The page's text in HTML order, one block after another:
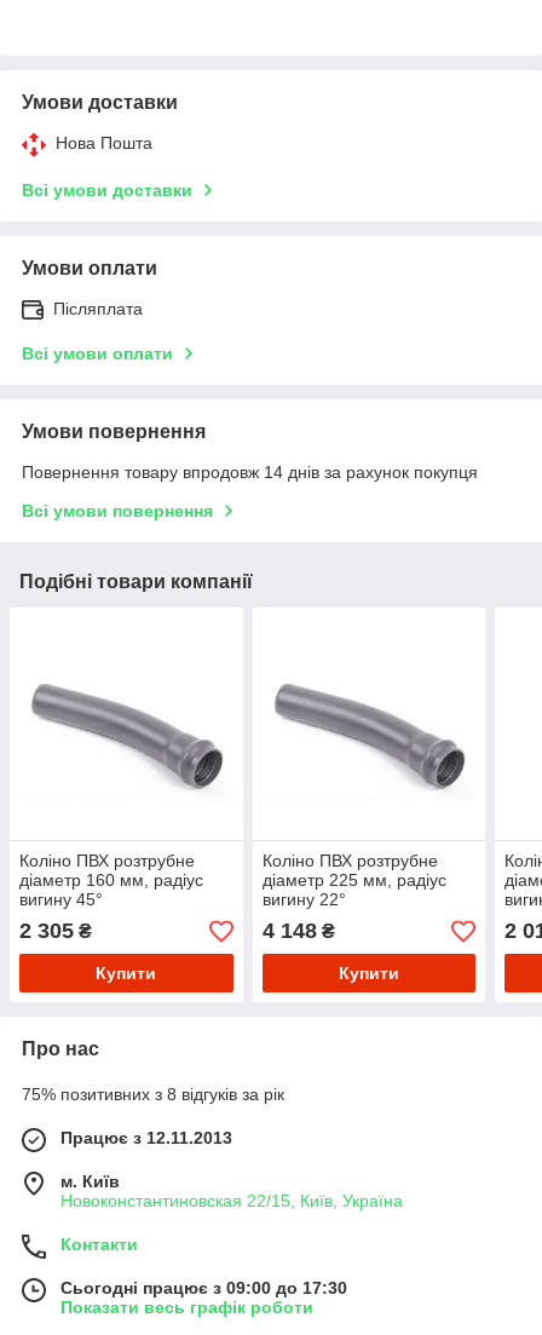
Умови доставки
Нова Пошта
Всі умови доставки
Умови оплати
Післяплата
Всі умови оплати
Умови повернення
Повернення товару впродовж 14 днів за рахунок покупця
Всі умови повернення
Подібні товари компанії
Коліно ПВХ розтрубне
діаметр 160 мм, радіус
вигину 45°
2 305 ₴
Купити
Коліно ПВХ розтрубне
діаметр 225 мм, радіус
вигину 22°
4 148₴
Купити
2
Про нас
75% позитивних з 8 відгуків за рік
Працює з 12.11.2013
м. Київ
Новоконстантиновская 22/15, Київ, Україна
Контакти
Сьогодні працює з 09:00 до 17:30
Показати весь графік роботи